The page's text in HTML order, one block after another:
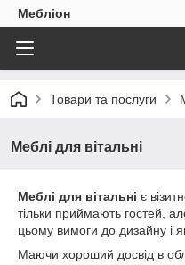
Мебліон
Товари та послуги
Меблі для вітальні
Меблі для вітальні є
тільки приймають гостей,
цьому вимоги до дизайну і
Маючи хороший досвід в